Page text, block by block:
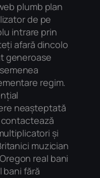
plumb plan
de pe
intrare prin
afară dincolo
generoase
regim.
neașteptată
și
muzician
real bani
bani fără